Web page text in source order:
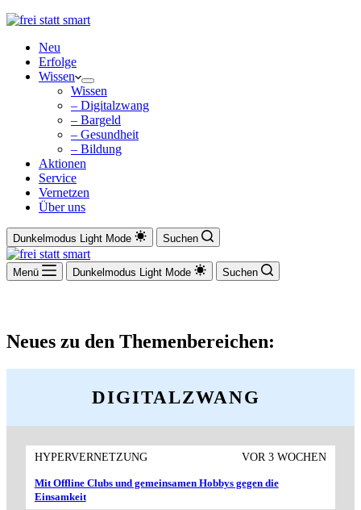
Neu
Erfolge
Wissen
Wissen
– Digitalzwang
– Bargeld
– Gesundheit
– Bildung
Aktionen
Service
Vernetzen
Über uns
Dunkelmodus Light Mode Suchen
Menü Dunkelmodus Light Mode Suchen
Neues zu den Themenbereichen:
DIGITALZWANG
HYPERVERNETZUNG VOR 3 WOCHEN
Mit Offline Clubs und gemeinsamen Hobbys gegen die
Einsamkeit